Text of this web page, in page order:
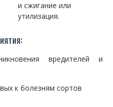
и сжигание или
утилизация.
вредителей и
к болезням сортов